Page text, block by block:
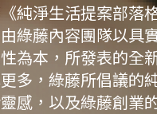
純淨生活提案部落
綠藤內容團隊以具
為本，所發表的全
多，綠藤所倡議的
感，以及綠藤創業